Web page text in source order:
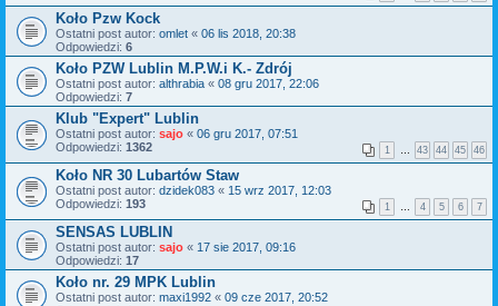
Koło Pzw Kock
Ostatni post autor: omlet « 06 lis 2018, 20:38
Odpowiedzi: 6
Koło PZW Lublin M.P.W.i K.- Zdrój
Ostatni post autor: althrabia « 08 gru 2017, 22:06
Odpowiedzi: 7
Klub "Expert" Lublin
Ostatni post autor: sajo « 06 gru 2017, 07:51
Odpowiedzi: 1362 1 43 44 45 46
Koło NR 30 Lubartów Staw
Ostatni post autor: dzidek083 « 15 wrz 2017, 12:03
Odpowiedzi: 193 1 4 5 6 7
SENSAS LUBLIN
Ostatni post autor: sajo « 17 sie 2017, 09:16
Odpowiedzi: 17
Koło nr. 29 MPK Lublin
Ostatni post autor: maxi1992 « 09 cze 2017, 20:52